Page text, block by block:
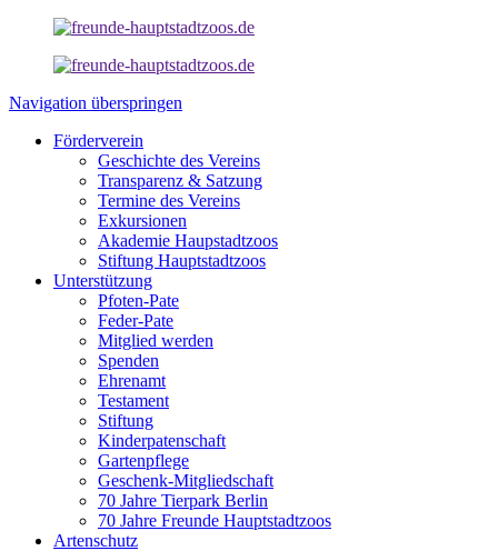
Navigation überspringen
Förderverein
Geschichte des Vereins
Transparenz & Satzung
Termine des Vereins
Exkursionen
Akademie Haupstadtzoos
Stiftung Hauptstadtzoos
Unterstützung
Pfoten-Pate
Feder-Pate
Mitglied werden
Spenden
Ehrenamt
Testament
Stiftung
Kinderpatenschaft
Gartenpflege
Geschenk-Mitgliedschaft
70 Jahre Tierpark Berlin
70 Jahre Freunde Hauptstadtzoos
Artenschutz